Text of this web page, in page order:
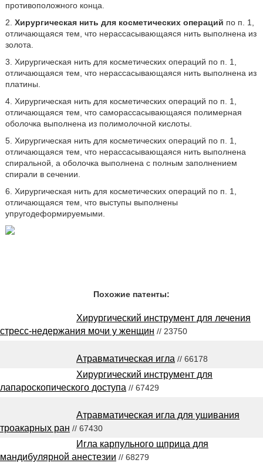
противоположного конца.
2. Хирургическая нить для косметических операций по п. 1,
отличающаяся тем, что нерассасывающаяся нить выполнена из
золота.
3. Хирургическая нить для косметических операций по п. 1,
отличающаяся тем, что нерассасывающаяся нить выполнена из
платины.
4. Хирургическая нить для косметических операций по п. 1,
отличающаяся тем, что саморассасывающаяся полимерная
оболочка выполнена из полимолочной кислоты.
5. Хирургическая нить для косметических операций по п. 1,
отличающаяся тем, что нерассасывающаяся нить выполнена
спиральной, а оболочка выполнена с полным заполнением
спирали в сечении.
6. Хирургическая нить для косметических операций по п. 1,
отличающаяся тем, что выступы выполнены
упругодеформируемыми.
Похожие патенты:
Хирургический инструмент для лечения
стресс-недержания мочи у женщин // 23750
Атравматическая игла // 66178
Хирургический инструмент для
лапароскопического доступа // 67429
Атравматическая игла для ушивания
троакарных ран // 67430
Игла карпульного щприца для
мандибулярной анестезии // 68279